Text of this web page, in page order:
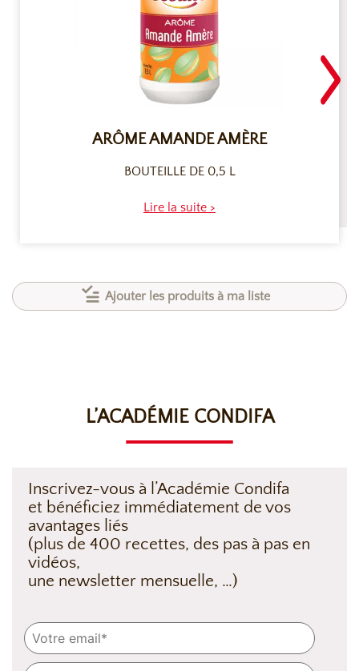
ARÔME AMANDE AMÈRE
BOUTEILLE DE 0,5 L
Lire la suite >
Ajouter les produits à ma liste
L’ACADÉMIE CONDIFA
Inscrivez-vous à l’Académie Condifa
et bénéficiez immédiatement de vos
avantages liés
(plus de 400 recettes, des pas à pas en
vidéos,
une newsletter mensuelle, …)